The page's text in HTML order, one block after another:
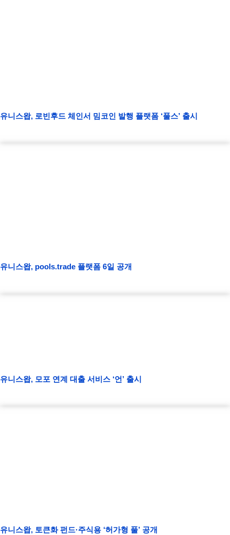
유니스왑, 로빈후드 체인서 밈코인 발행 플랫폼 ‘풀스’ 출시
유니스왑, pools.trade 플랫폼 6일 공개
유니스왑, 모포 연계 대출 서비스 ‘언’ 출시
유니스왑, 토큰화 펀드·주식용 ‘허가형 풀’ 공개